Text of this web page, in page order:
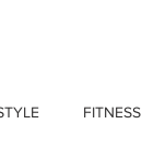
FITNESS